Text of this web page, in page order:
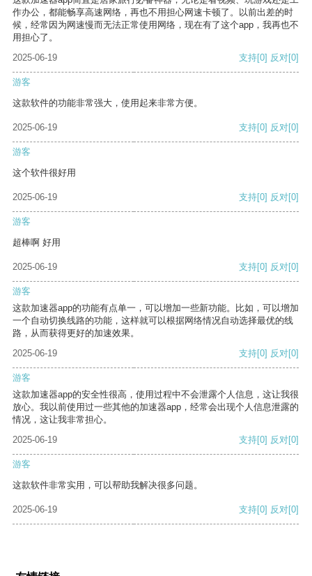
作办公，都能畅享高速网络，再也不用担心网速卡顿了。以前出差的时
候，经常因为网速慢而无法正常使用网络，现在有了这个app，我再也不
用担心了。
2025-06-19
支持[0] 反对[0]
游客
这款软件的功能非常强大，使用起来非常方便。
2025-06-19 支持[0] 反对[0]
游客
这个软件很好用
2025-06-19 支持[0] 反对[0]
游客
超棒啊 好用
2025-06-19 支持[0] 反对[0]
游客
这款加速器app的功能有点单一，可以增加一些新功能。比如，可以增加
一个自动切换线路的功能，这样就可以根据网络情况自动选择最优的线
路，从而获得更好的加速效果。
2025-06-19
支持[0] 反对[0]
游客
这款加速器app的安全性很高，使用过程中不会泄露个人信息，这让我很
放心。我以前使用过一些其他的加速器app，经常会出现个人信息泄露的
情况，这让我非常担心。
2025-06-19
支持[0] 反对[0]
游客
这款软件非常实用，可以帮助我解决很多问题。
2025-06-19 支持[0] 反对[0]